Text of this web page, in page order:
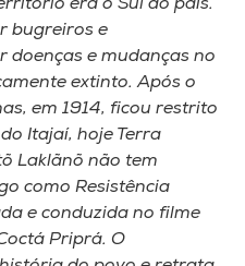
era o Sul do país.
bugreiros e
doenças e mudanças no
extinto. Após o
em 1914, ficou restrito
Itajaí, hoje Terra
Laklãnõ não tem
como Resistência
e conduzida no filme
Priprá. O